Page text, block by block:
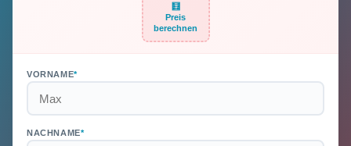
🧮
Preis
berechnen
VORNAME*
NACHNAME*